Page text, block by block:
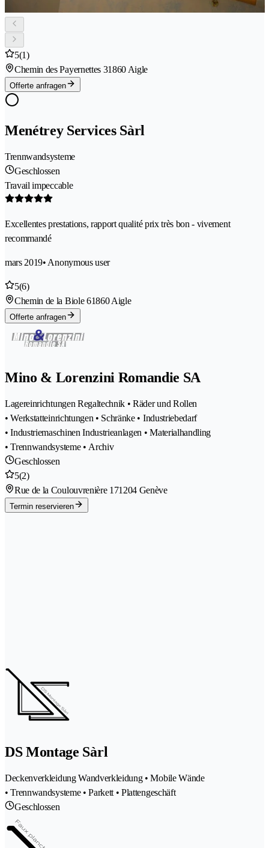
5(1)
Chemin des Payernettes 31860 Aigle
Offerte anfragen
Menétrey Services Sàrl
Trennwandsysteme
Geschlossen
Travail impeccable
Excellentes prestations, rapport qualité prix très bon - vivement
recommandé
mars 2019• Anonymous user
5(6)
Chemin de la Biole 61860 Aigle
Offerte anfragen
Mino & Lorenzini Romandie SA
Lagereinrichtungen Regaltechnik • Räder und Rollen
• Werkstatteinrichtungen • Schränke • Industriebedarf
• Industriemaschinen Industrieanlagen • Materialhandling
• Trennwandsysteme • Archiv
Geschlossen
5(2)
Rue de la Coulouvrenière 171204 Genève
Termin reservieren
DS Montage Sàrl
Deckenverkleidung Wandverkleidung • Mobile Wände
• Trennwandsysteme • Parkett • Plattengeschäft
Geschlossen